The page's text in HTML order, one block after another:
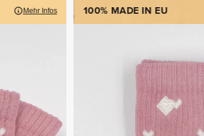
Mehr Infos 100% MADE IN EU